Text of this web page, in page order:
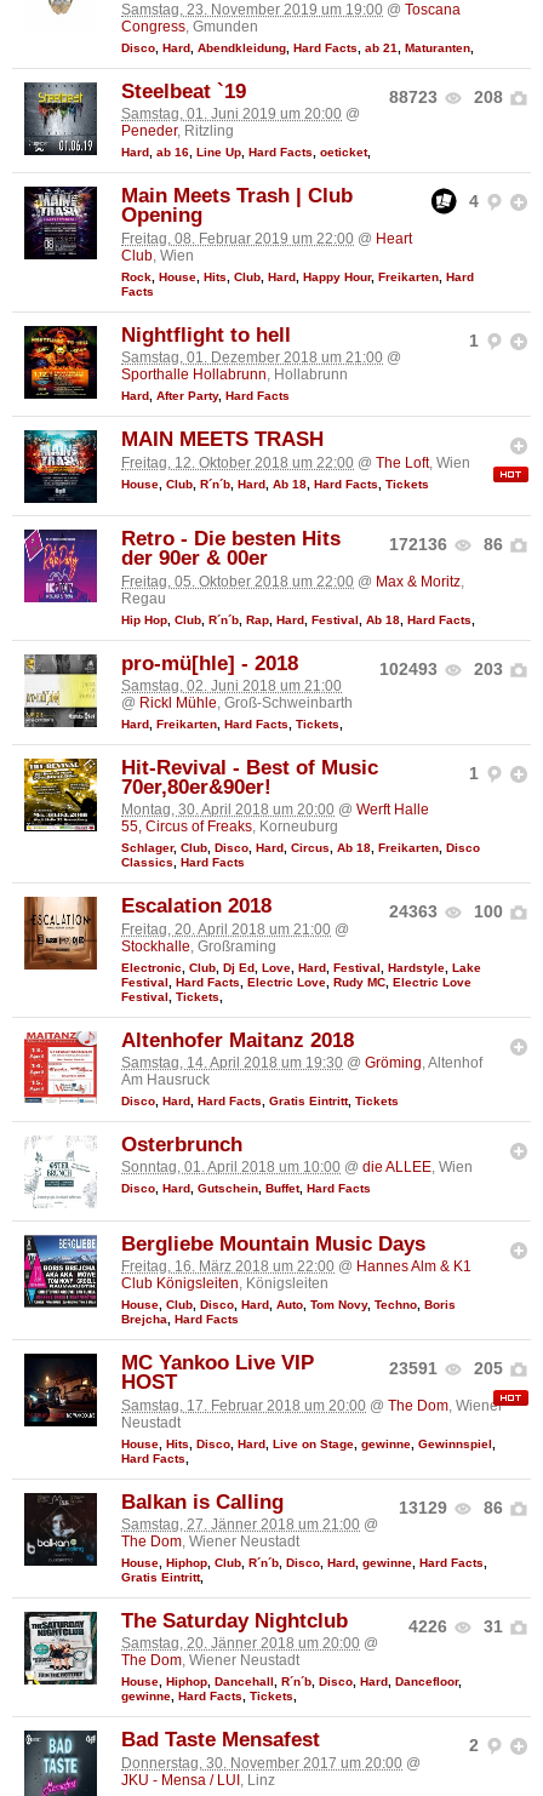
Samstag, 23. November 2019 um 19:00 @ Toscana
Congress, Gmunden
Disco Hard Abendkleidung Hard Facts ab 21 Maturanten
88723 208
Steelbeat `19
Samstag, 01. Juni 2019 um 20:00 @
Peneder, Ritzling
Hard, ab 16, Line Up, Hard Facts, oeticket,
4
Main Meets Trash | Club
Opening
Freitag, 08. Februar 2019 um 22:00 @ Heart
Club, Wien
Rock House Hits Club Hard Happy Hour, Freikarten Hard
Facts
1
Nightflight to hell
Samstag, 01. Dezember 2018 um 21:00 @
Sporthalle Hollabrunn, Hollabrunn
Hard, After Party, Hard Facts
MAIN MEETS TRASH
Freitag, 12. Oktober 2018 um 22:00 @ The Loft, Wien
House Club R´n´b Hard Ab 18 Hard Facts Tickets
172136 86
Retro - Die besten Hits
der 90er & 00er
Freitag, 05. Oktober 2018 um 22:00 @ Max & Moritz
Regau
Hip Hop Club R´n´b Rap Hard Festival Ab 18 Hard Facts
102493 203
pro-mü[hle] - 2018
Samstag, 02. Juni 2018 um 21:00
@ Rickl Mühle, Groß-Schweinbarth
Hard Freikarten Hard Facts Tickets
1
Hit-Revival - Best of Music
70er,80er&90er!
Montag, 30. April 2018 um 20:00 @ Werft Halle
55, Circus of Freaks, Korneuburg
Schlager, Club, Disco, Hard, Circus, Ab 18, Freikarten, Disco
Classics, Hard Facts
24363 100
Escalation 2018
Freitag, 20. April 2018 um 21:00 @
Stockhalle , Großraming
Electronic Club Dj Ed Love Hard Festival Hardstyle Lake
Festival
Hard Facts Electric Love Rudy MC Electric Love
Festival
Tickets
Altenhofer Maitanz 2018
Samstag, 14. April 2018 um 19:30 @ Gröming, Altenhof
Am Hausruck
Disco Hard Hard Facts Gratis Eintritt, Tickets
Osterbrunch
Sonntag, 01. April 2018 um 10:00 @ die ALLEE, Wien
Disco, Hard, Gutschein, Buffet, Hard Facts
Bergliebe Mountain Music Days
Freitag, 16. März 2018 um 22:00 @ Hannes Alm & K1
Club Königsleiten, Königsleiten
House, Club, Disco, Hard, Auto, Tom Novy, Techno, Boris
Brejcha, Hard Facts
23591 205
MC Yankoo Live VIP
HOST
Samstag, 17. Februar 2018 um 20:00 @ The Dom , Wiener
Neustadt
House Hits Disco Hard Live on Stage gewinne Gewinnspiel
Hard Facts
13129 86
Balkan is Calling
Samstag, 27. Jänner 2018 um 21:00 @
The Dom, Wiener Neustadt
House Hiphop Club R´n´b Disco Hard gewinne Hard Facts
Gratis Eintritt,
4226 31
The Saturday Nightclub
Samstag, 20. Jänner 2018 um 20:00 @
The Dom, Wiener Neustadt
House, Hiphop, Dancehall , R´n´b, Disco, Hard, Dancefloor,
gewinne, Hard Facts, Tickets,
2
Bad Taste Mensafest
Donnerstag, 30. November 2017 um 20:00 @
JKU - Mensa / LUI , Linz